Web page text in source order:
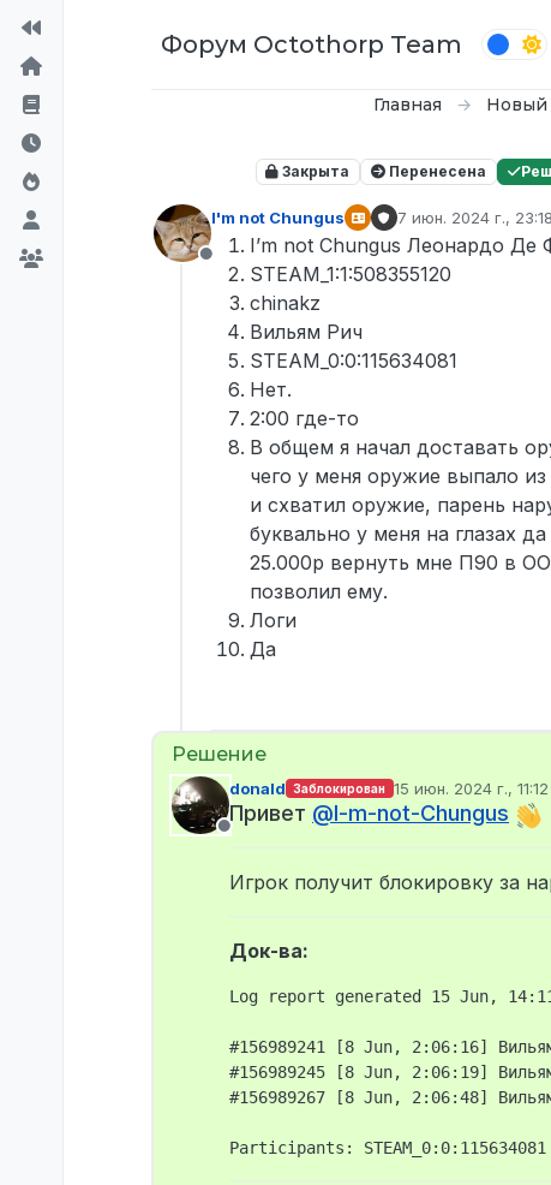
Форум Octothorp Team
Главная Новый
Закрыта Перенесена
Не в сети
I'm not Chungus 7 июн. 2024 г., 23:18
отредактировано
I’m not Chungus Леонардо Де
STEAM_1:1:508355120
chinakz
Вильям Рич
STEAM_0:0:115634081
Нет.
2:00 где-то
В общем я начал доставать
чего у меня оружие выпало
и схватил оружие, парень
буквально у меня на глазах
25.000р вернуть мне П90 в
позволил ему.
Логи
Да
Не в сети
donald Заблокирован 15 июн. 2024 г., 11:12
отредактировано
Привет @I-m-not-Chungus
Игрок получит блокировку за
Док-ва:
Log report generated 15 Jun,
#156989241 [8 Jun, 2:06:16]
#156989245 [8 Jun, 2:06:19]
#156989267 [8 Jun, 2:06:48]